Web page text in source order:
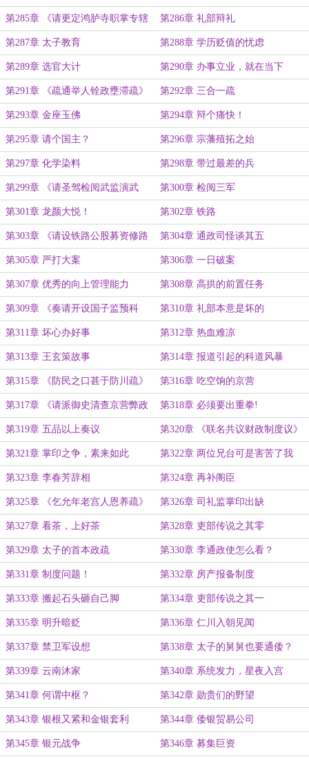
第285章 《请更定鸿胪寺职掌专辖
外务疏》
第286章 礼部辩礼
第287章 太子教育 第288章 学历贬值的忧虑
第289章 选官大计 第290章 办事立业，就在当下
第291章 《疏通举人铨政壅滞疏》 第292章 三合一疏
第293章 金座玉佛 第294章 辩个痛快！
第295章 请个国主？ 第296章 宗藩殖拓之始
第297章 化学染料 第298章 带过最差的兵
第299章 《请圣驾检阅武监演武
疏》
第300章 检阅三军
第301章 龙颜大悦！ 第302章 铁路
第303章 《请设铁路公股募资修路
疏》
第304章 通政司怪谈其五
第305章 严打大案 第306章 一日破案
第307章 优秀的向上管理能力 第308章 高拱的前置任务
第309章 《奏请开设国子监预科
疏》
第310章 礼部本意是坏的
第311章 坏心办好事 第312章 热血难凉
第313章 王玄策故事 第314章 报道引起的科道风暴
第315章 《防民之口甚于防川疏》 第316章 吃空饷的京营
第317章 《请派御史清查京营弊政
疏》
第318章 必须要出重拳!
第319章 五品以上奏议 第320章 《联名共议财政制度议》
第321章 掌印之争，素来如此 第322章 两位兄台可是害苦了我
第323章 李春芳辞相 第324章 再补阁臣
第325章 《乞允年老宫人恩养疏》 第326章 司礼监掌印出缺
第327章 看茶，上好茶 第328章 吏部传说之其零
第329章 太子的首本政疏 第330章 李通政使怎么看？
第331章 制度问题！ 第332章 房产报备制度
第333章 搬起石头砸自己脚 第334章 吏部传说之其一
第335章 明升暗贬 第336章 仁川入朝见闻
第337章 禁卫军设想 第338章 太子的舅舅也要通倭？
第339章 云南沐家 第340章 系统发力，星夜入宫
第341章 何谓中枢？ 第342章 勋贵们的野望
第343章 银根又紧和金银套利 第344章 倭银贸易公司
第345章 银元战争 第346章 募集巨资